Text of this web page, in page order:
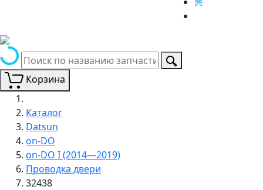
Корзина
Каталог
Datsun
on-DO
on-DO I (2014—2019)
Проводка двери
32438